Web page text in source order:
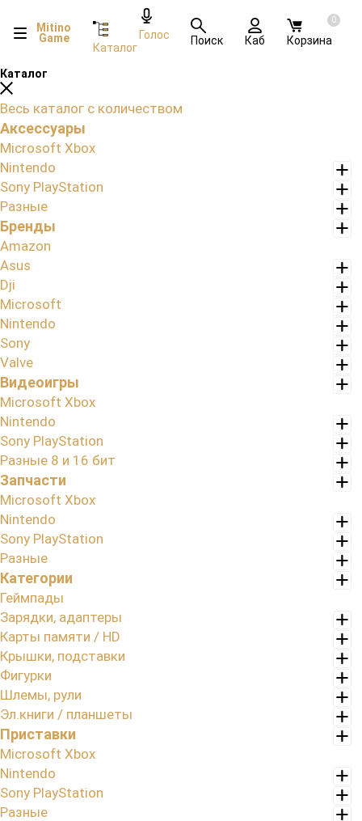
Mitino
Game
Каталог
Голос Поиск Каб
0
Корзина
Каталог
Весь каталог с количеством
Аксессуары
Microsoft Xbox
Nintendo
Sony PlayStation
Разные
Бренды
Amazon
Asus
Dji
Microsoft
Nintendo
Sony
Valve
Видеоигры
Microsoft Xbox
Nintendo
Sony PlayStation
Разные 8 и 16 бит
Запчасти
Microsoft Xbox
Nintendo
Sony PlayStation
Разные
Категории
Геймпады
Зарядки, адаптеры
Карты памяти / HD
Крышки, подставки
Фигурки
Шлемы, рули
Эл.книги / планшеты
Приставки
Microsoft Xbox
Nintendo
Sony PlayStation
Разные